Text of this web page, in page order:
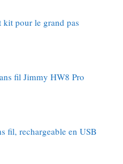
kit pour le grand pas
fil Jimmy HW8 Pro
fil, rechargeable en USB